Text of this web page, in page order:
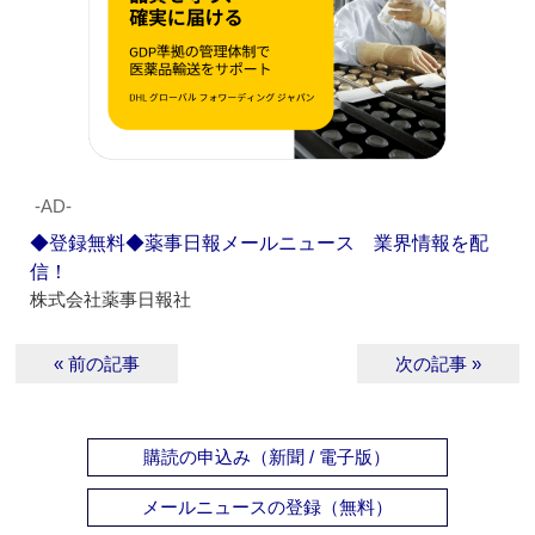
‐AD‐
◆登録無料◆薬事日報メールニュース 業界情報を配
信！
株式会社薬事日報社
« 前の記事 次の記事 »
購読の申込み（新聞 / 電子版）
メールニュースの登録（無料）